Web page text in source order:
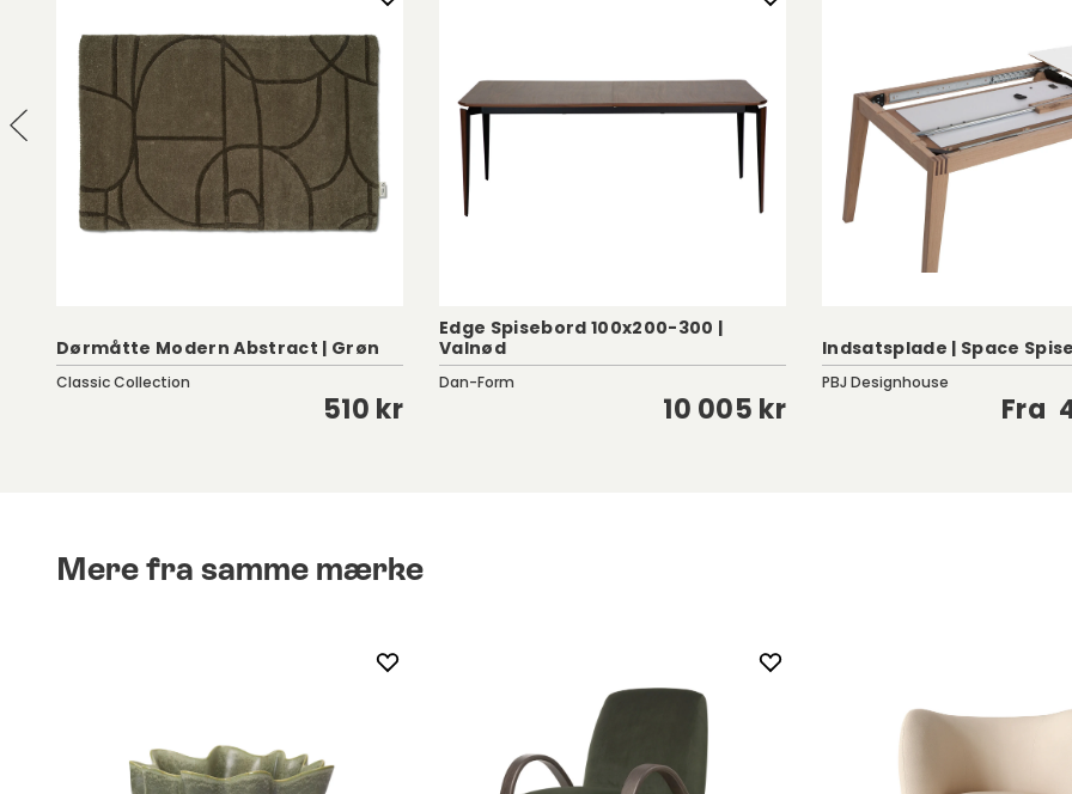
Dørmåtte Modern Abstract | Grøn
Classic Collection
510 kr
Edge Spisebord 100x200-300 |
Valnød
Dan-Form
10 005 kr
Indsatsplade | Space
PBJ Designhouse
Fra
Mere fra samme mærke